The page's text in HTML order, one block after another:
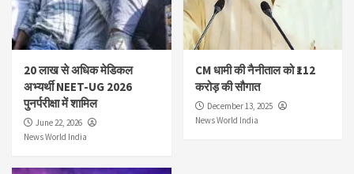
20 लाख से अधिक मेडिकल
अभ्यर्थी NEET-UG 2026
पुनर्परीक्षा में शामिल
June 22, 2026
News World India
CM धामी की नैनीताल को ₹112
करोड़ की सौगात
December 13, 2025
News World India